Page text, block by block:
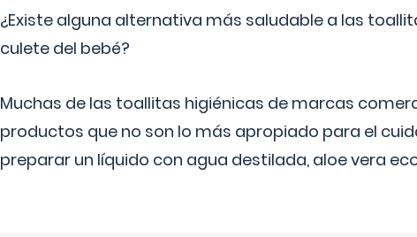
¿Existe alguna alternativa más saludable a las
culete del bebé?
Muchas de las toallitas higiénicas de marcas
productos que no son lo más apropiado para el
preparar un líquido con agua destilada, aloe vera